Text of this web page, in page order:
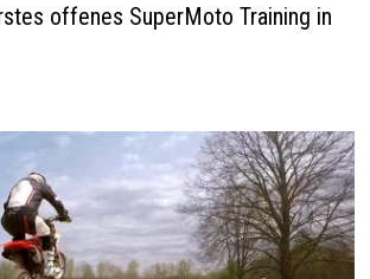
offenes SuperMoto Training in